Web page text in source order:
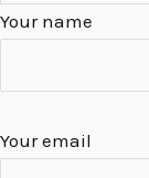
Your name
Your email